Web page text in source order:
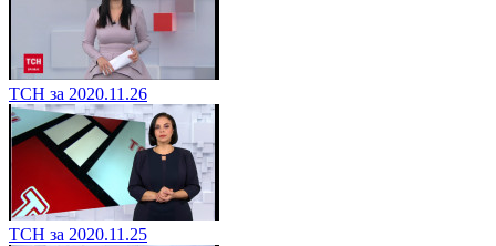
ТСН за 2020.11.26
ТСН за 2020.11.25